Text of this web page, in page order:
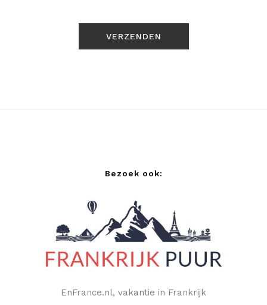
Bezoek ook:
EnFrance.nl, vakantie in Frankrijk